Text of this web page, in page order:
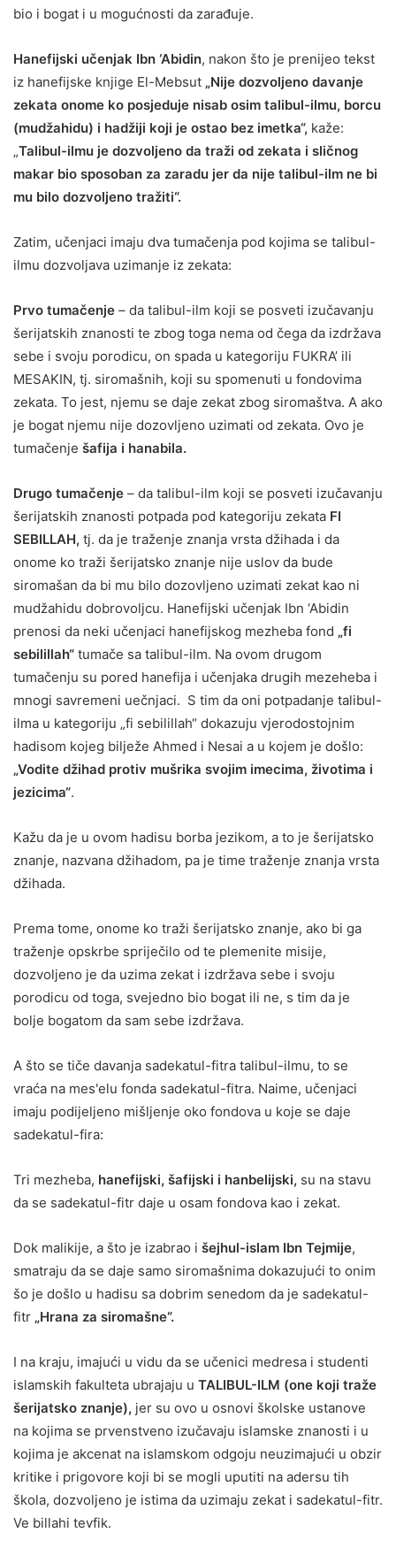
bio i bogat i u mogućnosti da zarađuje.
Hanefijski učenjak Ibn ‘Abidin, nakon što je prenijeo tekst
iz hanefijske knjige El-Mebsut „Nije dozvoljeno davanje
zekata onome ko posjeduje nisab osim talibul-ilmu, borcu
(mudžahidu) i hadžiji koji je ostao bez imetka“, kaže:
„Talibul-ilmu je dozvoljeno da traži od zekata i sličnog
makar bio sposoban za zaradu jer da nije talibul-ilm ne bi
mu bilo dozvoljeno tražiti“.
Zatim, učenjaci imaju dva tumačenja pod kojima se talibul-
ilmu dozvoljava uzimanje iz zekata:
Prvo tumačenje – da talibul-ilm koji se posveti izučavanju
šerijatskih znanosti te zbog toga nema od čega da izdržava
sebe i svoju porodicu, on spada u kategoriju FUKRA’ ili
MESAKIN, tj. siromašnih, koji su spomenuti u fondovima
zekata. To jest, njemu se daje zekat zbog siromaštva. A ako
je bogat njemu nije dozovljeno uzimati od zekata. Ovo je
tumačenje šafija i hanabila.
Drugo tumačenje – da talibul-ilm koji se posveti izučavanju
šerijatskih znanosti potpada pod kategoriju zekata FI
SEBILLAH, tj. da je traženje znanja vrsta džihada i da
onome ko traži šerijatsko znanje nije uslov da bude
siromašan da bi mu bilo dozovljeno uzimati zekat kao ni
mudžahidu dobrovoljcu. Hanefijski učenjak Ibn ‘Abidin
prenosi da neki učenjaci hanefijskog mezheba fond „fi
sebilillah“ tumače sa talibul-ilm. Na ovom drugom
tumačenju su pored hanefija i učenjaka drugih mezeheba i
mnogi savremeni uečnjaci. S tim da oni potpadanje talibul-
ilma u kategoriju „fi sebilillah“ dokazuju vjerodostojnim
hadisom kojeg bilježe Ahmed i Nesai a u kojem je došlo:
„Vodite džihad protiv mušrika svojim imecima, životima i
jezicima“.
Kažu da je u ovom hadisu borba jezikom, a to je šerijatsko
znanje, nazvana džihadom, pa je time traženje znanja vrsta
džihada.
Prema tome, onome ko traži šerijatsko znanje, ako bi ga
traženje opskrbe spriječilo od te plemenite misije,
dozvoljeno je da uzima zekat i izdržava sebe i svoju
porodicu od toga, svejedno bio bogat ili ne, s tim da je
bolje bogatom da sam sebe izdržava.
A što se tiče davanja sadekatul-fitra talibul-ilmu, to se
vraća na mes'elu fonda sadekatul-fitra. Naime, učenjaci
imaju podijeljeno mišljenje oko fondova u koje se daje
sadekatul-fira:
Tri mezheba, hanefijski, šafijski i hanbelijski, su na stavu
da se sadekatul-fitr daje u osam fondova kao i zekat.
Dok malikije, a što je izabrao i šejhul-islam Ibn Tejmije,
smatraju da se daje samo siromašnima dokazujući to onim
šo je došlo u hadisu sa dobrim senedom da je sadekatul-
fitr „Hrana za siromašne“.
I na kraju, imajući u vidu da se učenici medresa i studenti
islamskih fakulteta ubrajaju u TALIBUL-ILM (one koji traže
šerijatsko znanje), jer su ovo u osnovi školske ustanove
na kojima se prvenstveno izučavaju islamske znanosti i u
kojima je akcenat na islamskom odgoju neuzimajući u obzir
kritike i prigovore koji bi se mogli uputiti na adersu tih
škola, dozvoljeno je istima da uzimaju zekat i sadekatul-fitr.
Ve billahi tevfik.